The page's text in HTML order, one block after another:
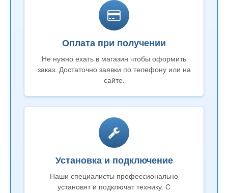
Оплата при получении
Не нужно ехать в магазин чтобы оформить
заказ. Достаточно заявки по телефону или на
сайте.
Установка и подключение
Наши специалисты профессионально
установят и подключат технику. С